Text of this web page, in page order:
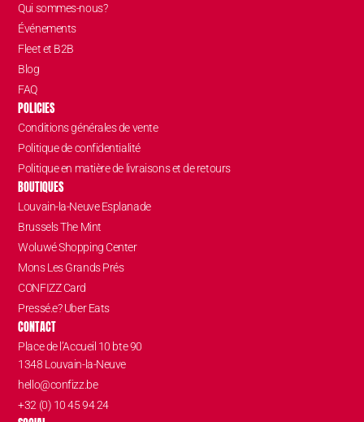
Qui sommes-nous?
Événements
Fleet et B2B
Blog
FAQ
POLICIES
Conditions générales de vente
Politique de confidentialité
Politique en matière de livraisons et de retours
BOUTIQUES
Louvain-la-Neuve Esplanade
Brussels The Mint
Woluwé Shopping Center
Mons Les Grands Prés
CONFIZZ Card
Pressé.e? Uber Eats
CONTACT
Place de l’Accueil 10 bte 90
1348 Louvain-la-Neuve
hello@confizz.be
+32 (0) 10 45 94 24